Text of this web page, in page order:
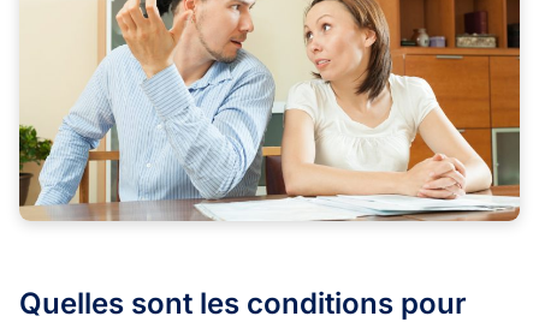
Quelles sont les conditions pour